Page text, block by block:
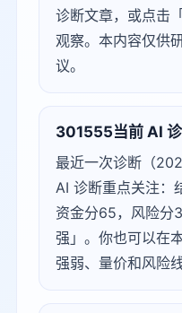
诊断文章，或点击
观察。本内容仅供
议。
301555当前 AI 诊
最近一次诊断（
AI 诊断重点关注：
资金分65，风险分
强」。你也可以在
强弱、量价和风险